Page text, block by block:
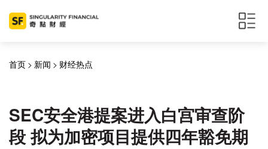
首页 > 新闻 > 财经热点
SEC安全港提案进入白宫审查阶
段 拟为加密项目提供四年豁免期